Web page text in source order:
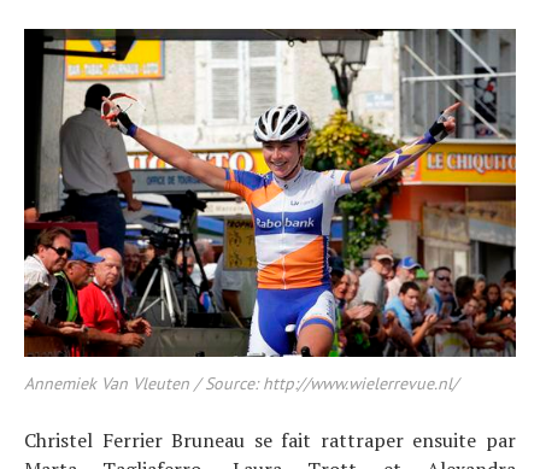
Annemiek Van Vleuten / Source: http://www.wielerrevue.nl/
Christel Ferrier Bruneau se fait rattraper ensuite par